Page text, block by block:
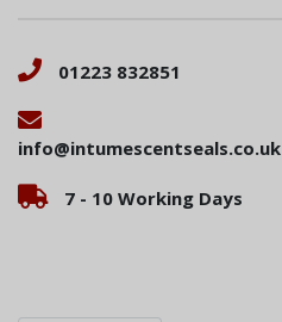
01223 832851
info@intumescentseals.co.uk
7 - 10 Working Days